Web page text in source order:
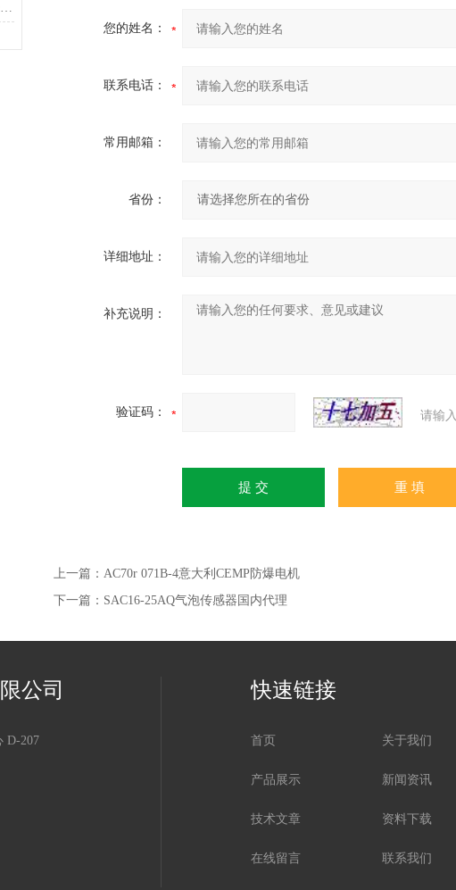
dickow pump带磁力联轴器的单级蜗壳泵的特点
您的姓名：
联系电话：
常用邮箱：
省份：
详细地址：
补充说明：
验证码： 请输
上一篇： AC70r 071B-4意大利CEMP防爆电机
下一篇： SAC16-25AQ气泡传感器国内代理
公司
D-207
快速链接
首页 关于我们
产品展示 新闻资讯
技术文章 资料下载
在线留言 联系我们